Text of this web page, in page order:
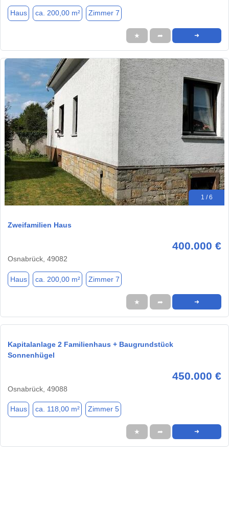
Haus ca. 200,00 m² Zimmer 7
★ ➦ ➜
1 / 6
Zweifamilien Haus
400.000 €
Osnabrück, 49082
Haus ca. 200,00 m² Zimmer 7
★ ➦ ➜
Kapitalanlage 2 Familienhaus + Baugrundstück
Sonnenhügel
450.000 €
Osnabrück, 49088
Haus ca. 118,00 m² Zimmer 5
★ ➦ ➜